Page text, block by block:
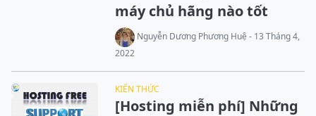
máy chủ hãng nào tốt
Nguyễn Dương Phương Huệ - 13 Tháng 4,
2022
KIẾN THỨC
[Hosting miễn phí] Những